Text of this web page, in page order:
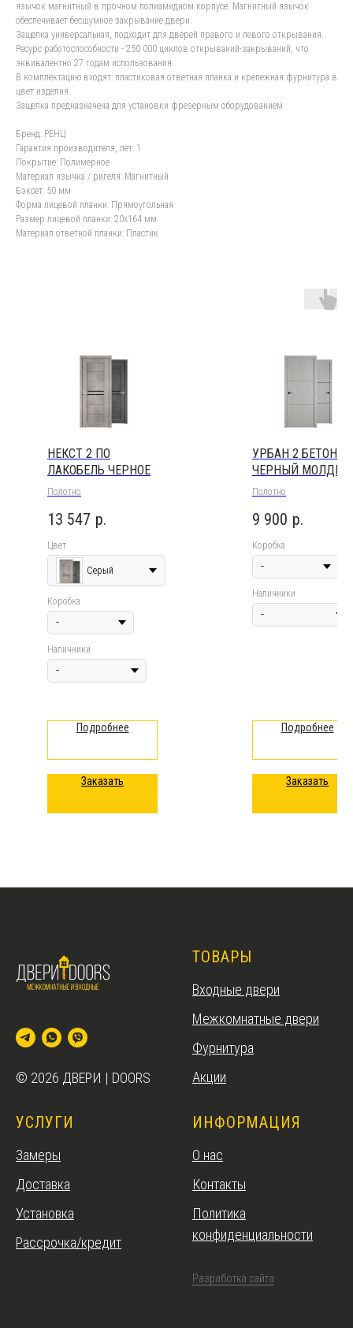
язычок магнитный в прочном полиамидном корпусе. Магнитный язычок
обеспечивает бесшумное закрывание двери.
Защелка универсальная, подходит для дверей правого и левого открывания.
Ресурс работоспособности - 250 000 циклов открываний-закрываний, что
эквивалентно 27 годам использования.
В комплектацию входят: пластиковая ответная планка и крепежная фурнитура в
цвет изделия.
Защелка предназначена для установки фрезерным оборудованием.
Бренд: РЕНЦ
Гарантия производителя, лет: 1
Покрытие: Полимерное
Материал язычка / ригеля: Магнитный
Бэксет: 50 мм
Форма лицевой планки: Прямоугольная
Размер лицевой планки: 20x164 мм
Материал ответной планки: Пластик
НЕКСТ 2 ПО
ЛАКОБЕЛЬ ЧЕРНОЕ
Полотно
13 547 р.
Цвет
Серый
Коробка
Наличники
Подробнее
Заказать
УРБАН 2 БЕТОН
ЧЕРНЫЙ
Полотно
9 900 р.
Коробка
Наличники
Подробнее
Заказать
© 2026 ДВЕРИ | DOORS
ТОВАРЫ
Входные двери
Межкомнатные двери
Фурнитура
Акции
УСЛУГИ
Замеры
Доставка
Установка
Рассрочка/кредит
ИНФОРМАЦИЯ
О нас
Контакты
Политика
конфиденциальности
Разработка сайта